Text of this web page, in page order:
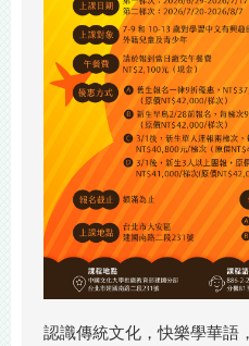
認識傳統文化，快樂學華語